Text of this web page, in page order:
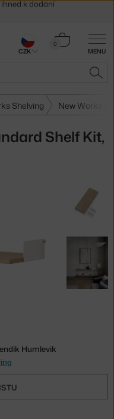
MENU
0
Košík
Shelving New Works
Shelf Kit,
Humlevik
zboží
CZK